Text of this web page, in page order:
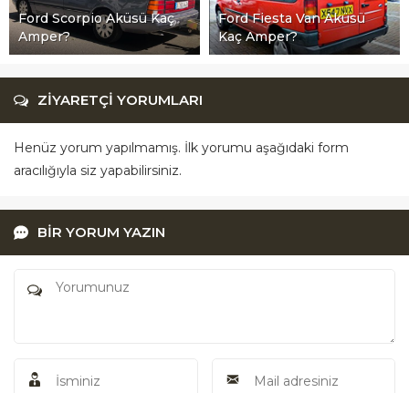
Ford Scorpio Aküsü Kaç
Amper?
Ford Fiesta Van Aküsü
Kaç Amper?
ZİYARETÇİ YORUMLARI
Henüz yorum yapılmamış. İlk yorumu aşağıdaki form
aracılığıyla siz yapabilirsiniz.
BİR YORUM YAZIN